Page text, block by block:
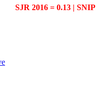
SJR 2016 = 0.13 |